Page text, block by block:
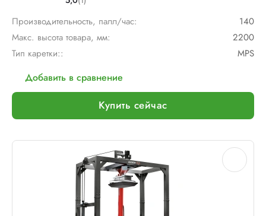
Производительность, палл/час:
140
Макс. высота товара, мм:
2200
Тип каретки::
MPS
Добавить в сравнение
Купить сейчас